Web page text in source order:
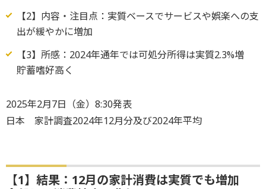
【2】内容・注目点：実質ベースでサービスや娯楽への支
出が緩やかに増加
【3】所感：2024年通年では可処分所得は実質2.3%増
貯蓄嗜好高く
2025年2月7日（金）8:30発表
日本 家計調査2024年12月分及び2024年平均
【1】結果：12月の家計消費は実質でも増加